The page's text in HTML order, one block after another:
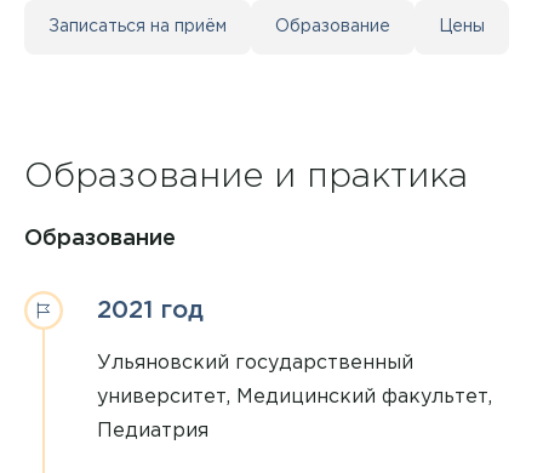
Записаться на приём Образование Цены
Образование и практика
Образование
2021 год
Ульяновский государственный
университет, Медицинский факультет,
Педиатрия